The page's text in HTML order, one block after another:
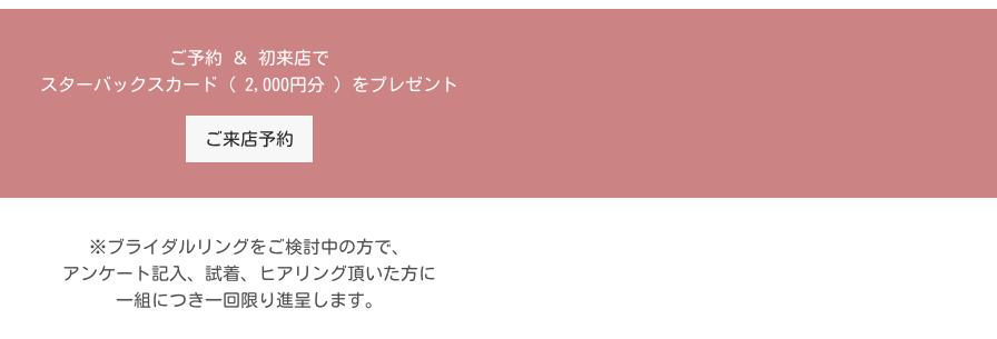
ご予約 ＆ 初来店で
スターバックスカード ( 2,000円分 ) をプレゼント
ご来店予約
※ブライダルリングをご検討中の方で、
アンケート記入、試着、ヒアリング頂いた方に
一組につき一回限り進呈します。